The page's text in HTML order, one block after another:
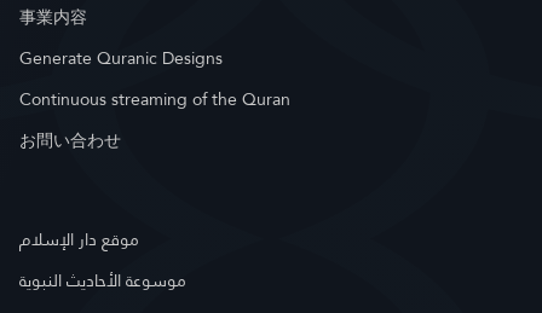
事業内容
Generate Quranic Designs
Continuous streaming of the Quran
お問い合わせ
موقع دار الإسلام
موسوعة الأحاديث النبوية